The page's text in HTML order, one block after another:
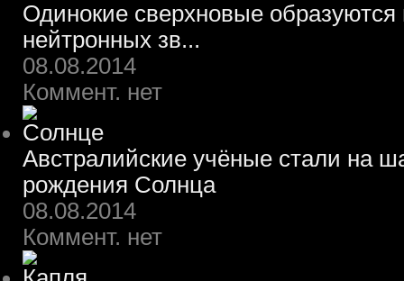
Одинокие сверхновые образуются
нейтронных зв...
08.08.2014
Коммент. нет
Австралийские учёные стали на
рождения Солнца
08.08.2014
Коммент. нет